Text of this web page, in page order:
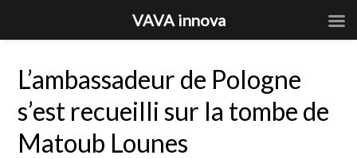
L’ambassadeur de Pologne
s’est recueilli sur la tombe de
Matoub Lounes
VAVA innova